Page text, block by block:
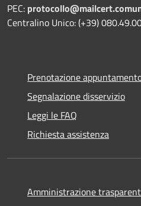
PEC:
Centralino Unico: (+39)
Prenotazione
Segnalazione disservizio
Leggi le FAQ
Richiesta assistenza
Amministrazione